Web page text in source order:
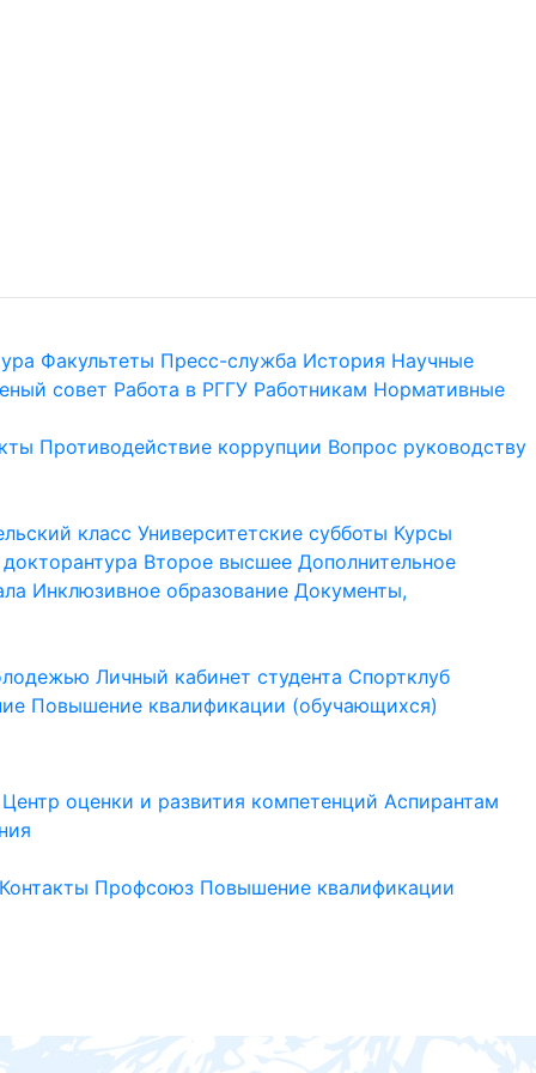
Факультеты Пресс-служба История Научные
совет Работа в РГГУ Работникам Нормативные
Противодействие коррупции Вопрос руководству
класс Университетские субботы Курсы
Второе высшее Дополнительное
Инклюзивное образование Документы,
Личный кабинет студента Спортклуб
Повышение квалификации (обучающихся)
Центр оценки и развития компетенций Аспирантам
Контакты Профсоюз Повышение квалификации